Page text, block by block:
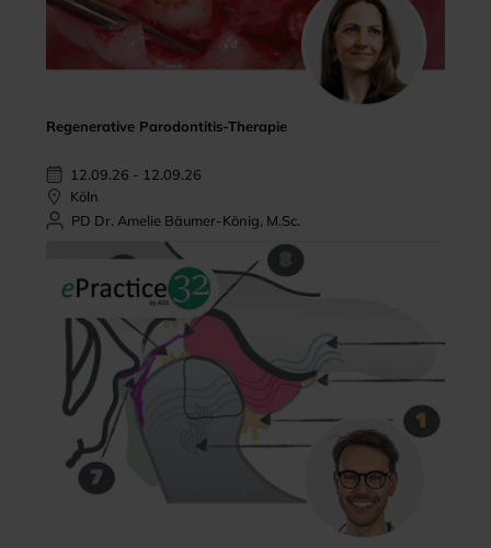
Regenerative Parodontitis-Therapie
12.09.26 - 12.09.26
Köln
PD Dr. Amelie Bäumer-König, M.Sc.